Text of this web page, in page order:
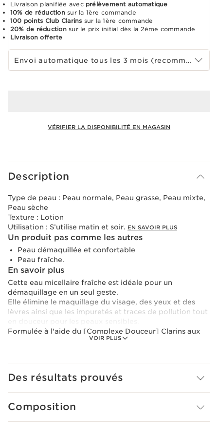
Livraison planifiée avec prélèvement automatique
10% de réductionsur la 1ère commande
100 points Club Clarins sur la 1ère commande
20% de réductionsur le prix initial dès la 2ème commande
Livraison offerte
Choisir la période d''abonnement
Envoi automatique tous les 3 mois (recommandé)
VÉRIFIER LA DISPONIBILITÉ EN MAGASIN
Description
VOIR PLUS
Type de peau : Peau normale, Peau grasse, Peau mixte,
Peau sèche
Texture : Lotion
Utilisation : S’utilise matin et soir. EN SAVOIR PLUS
Un produit pas comme les autres
Peau démaquillée et confortable
Peau fraîche.
En savoir plus
Cette eau micellaire fraîche est idéale pour un
démaquillage en un seul geste.
Elle élimine le maquillage du visage, des yeux et des
lèvres ainsi que les impuretés et traces de pollution tout
Formulée à l'aide du [Complexe Douceur] Clarins aux
extraits bio de gentiane jaune et de mélisse qui
allégée.
Innovation
Des résultats prouvés
Composition